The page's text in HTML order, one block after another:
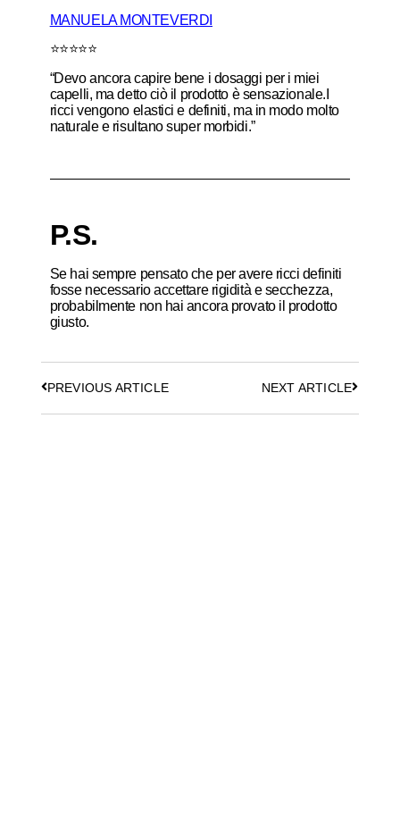
MANUELAMONTEVERDI
⭐⭐⭐⭐⭐
“Devo ancora capire bene i dosaggi per i miei
capelli, ma detto ciò il prodotto è sensazionale.I
ricci vengono elastici e definiti, ma in modo molto
naturale e risultano super morbidi.”
P.S.
Se hai sempre pensato che per avere ricci definiti
fosse necessario accettare rigidità e secchezza,
probabilmente non hai ancora provato il prodotto
giusto.
PREVIOUS ARTICLE NEXT ARTICLE